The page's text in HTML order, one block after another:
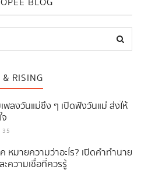
BLOG
& RISING
พลงวันแม่ซึ้ง ๆ เปิดฟังวันแม่ ส่งให้
35
มายความว่าอะไร? เปิดคำทำนาย
ะความเชื่อที่ควรรู้